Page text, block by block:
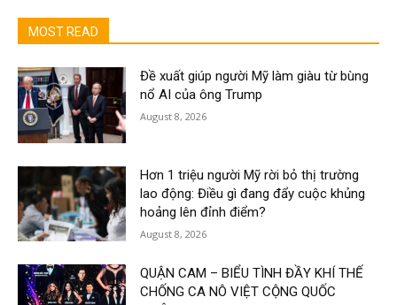
MOST READ
Đề xuất giúp người Mỹ làm giàu từ bùng
nổ AI của ông Trump
August 8, 2026
Hơn 1 triệu người Mỹ rời bỏ thị trường
lao động: Điều gì đang đẩy cuộc khủng
hoảng lên đỉnh điểm?
August 8, 2026
QUẬN CAM – BIỂU TÌNH ĐẦY KHÍ THẾ
CHỐNG CA NÔ VIỆT CỘNG QUỐC